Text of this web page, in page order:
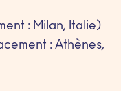
: Milan, Italie)
: Athènes,